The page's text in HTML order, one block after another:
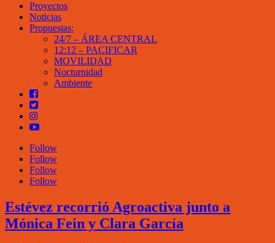
Proyectos
Noticias
Propuestas:
24/7 – ÁREA CENTRAL
12:12 – PACIFICAR
MOVILIDAD
Nocturnidad
Ambiente
Follow
Follow
Follow
Follow
Estévez recorrió Agroactiva junto a
Mónica Fein y Clara García